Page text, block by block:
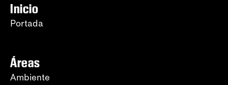
Inicio
Portada
Áreas
Ambiente